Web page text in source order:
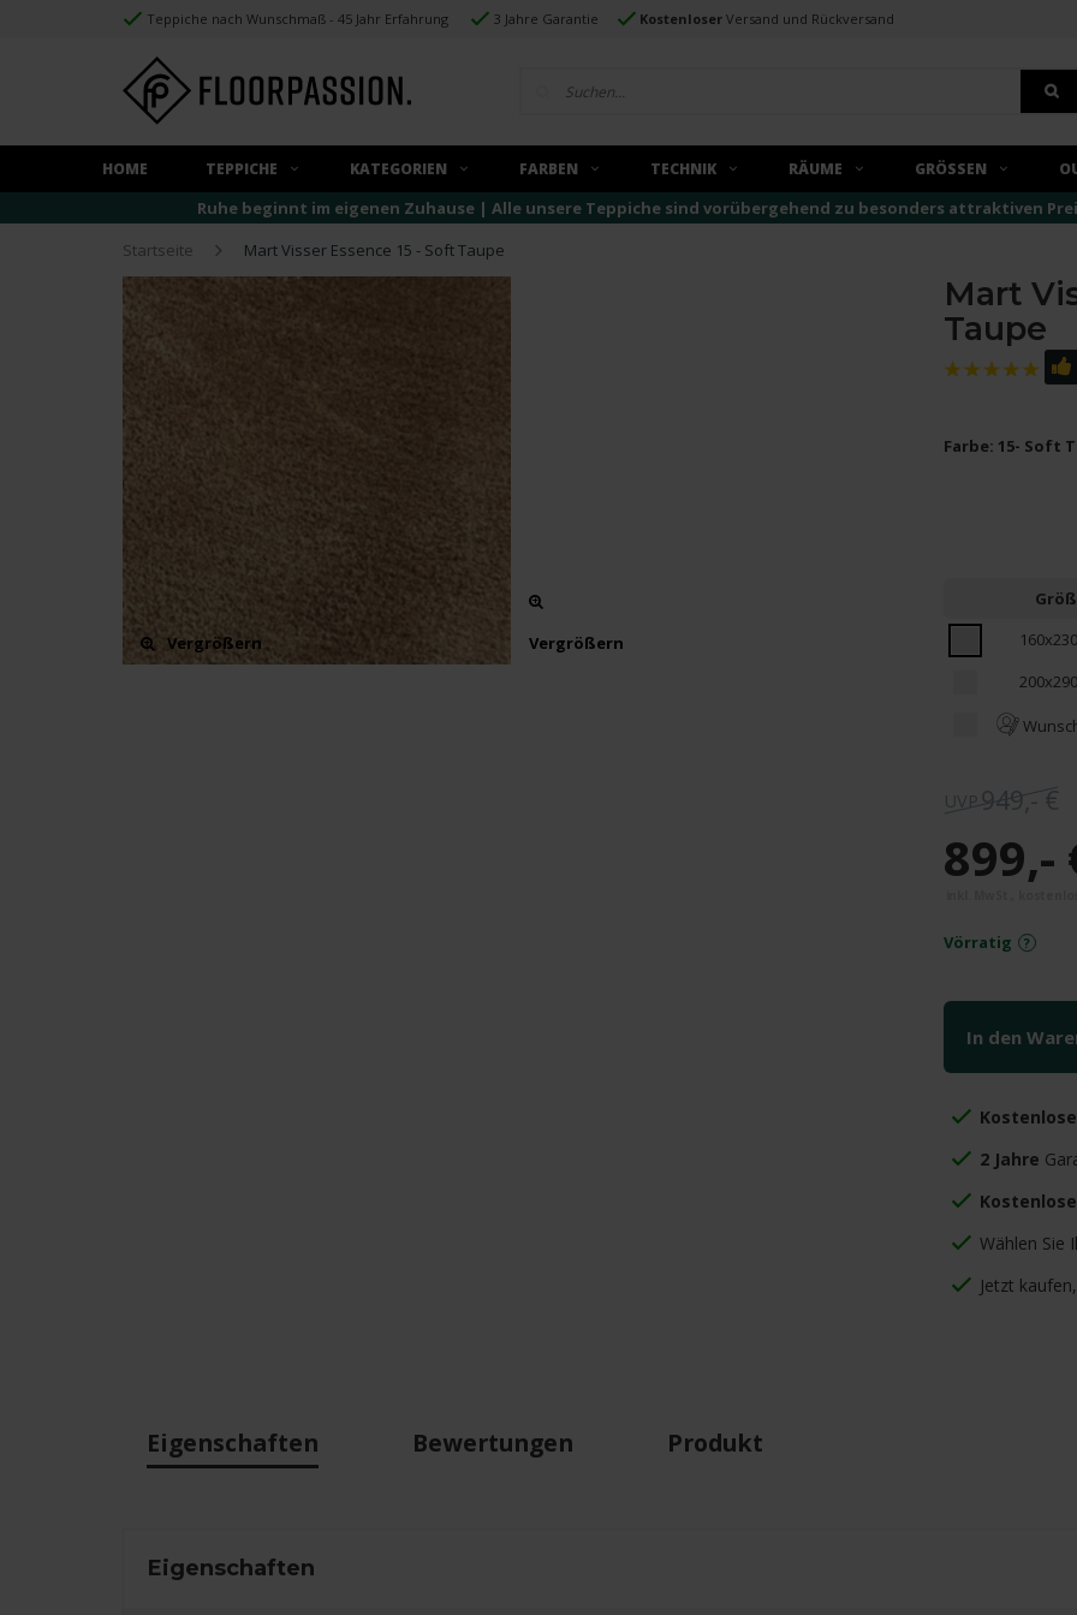
Teppiche nach Wunschmaß - 45 Jahr Erfahrung 3 Jahre Garantie Kostenloser Versand und Rückversand
HOME TEPPICHE KATEGORIEN FARBEN TECHNIK RÄUME GRÖSSEN
Ruhe beginnt im eigenen Zuhause | Alle unsere Teppiche sind vorübergehend zu besonders attraktiven
Startseite
Mart Visser Essence 15 - Soft Taupe
Vergrößern Vergrößern
Mart
Taupe
Farbe: 15- Soft
949,- €
899,-
Vörratig
In den
2 Jahre
Kostenlose
Wählen Sie
Jetzt
Eigenschaften Bewertungen Produkt
Eigenschaften